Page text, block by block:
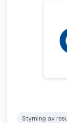
Styrning av